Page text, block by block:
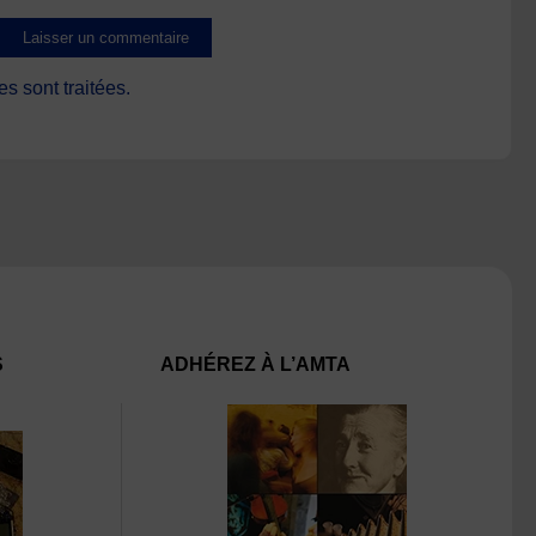
sont traitées.
ADHÉREZ À L’AMTA